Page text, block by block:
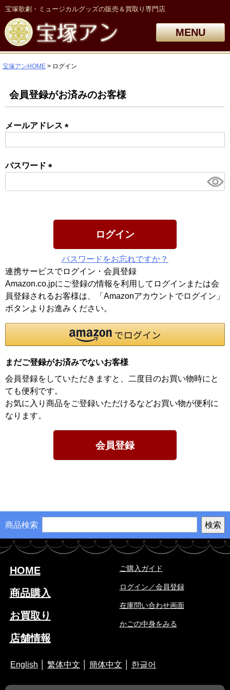
宝塚歌劇・ミュージカルグッズの販売＆買取り専門店
MENU
宝塚アンHOME ログイン
会員登録がお済みのお客様
メールアドレス
パスワード
須)
ログイン
パスワードをお忘れですか？
連携サービスでログイン・会員登録
Amazon.co.jpにご登録の情報を利用してログインまたは会
員登録されるお客様は、「Amazonアカウントでログイン」
ボタンよりお進みください。
まだご登録がお済みでないお客様
会員登録をしていただきますと、二度目のお買い物時にと
ても便利です。
お気に入り商品をご登録いただけるなどお買い物が便利に
なります。
会員登録
商品検索
HOME
商品購入
お買取り
店舗情報
ご購入ガイド
ログイン／会員登録
在庫問い合わせ画面
かごの中身をみる
English 繁体中文 簡体中文 한글어